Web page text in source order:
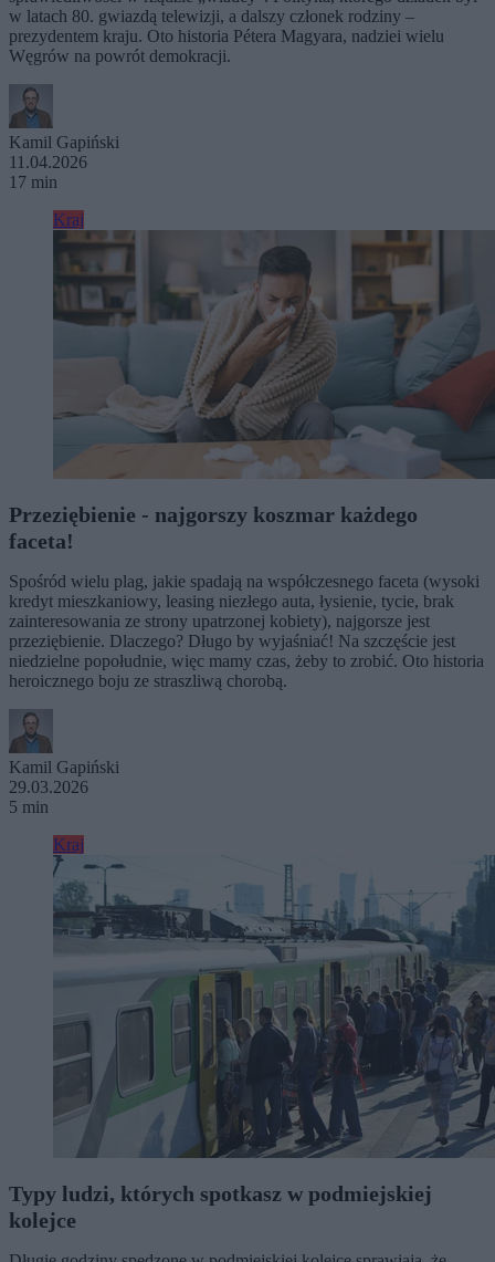
w latach 80. gwiazdą telewizji, a dalszy członek rodziny –
prezydentem kraju. Oto historia Pétera Magyara, nadziei wielu
Węgrów na powrót demokracji.
Kamil Gapiński
11.04.2026
17 min
Kraj
Przeziębienie - najgorszy koszmar każdego
faceta!
Spośród wielu plag, jakie spadają na współczesnego faceta (wysoki
kredyt mieszkaniowy, leasing niezłego auta, łysienie, tycie, brak
zainteresowania ze strony upatrzonej kobiety), najgorsze jest
przeziębienie. Dlaczego? Długo by wyjaśniać! Na szczęście jest
niedzielne popołudnie, więc mamy czas, żeby to zrobić. Oto historia
heroicznego boju ze straszliwą chorobą.
Kamil Gapiński
29.03.2026
5 min
Kraj
Typy ludzi, których spotkasz w podmiejskiej
kolejce